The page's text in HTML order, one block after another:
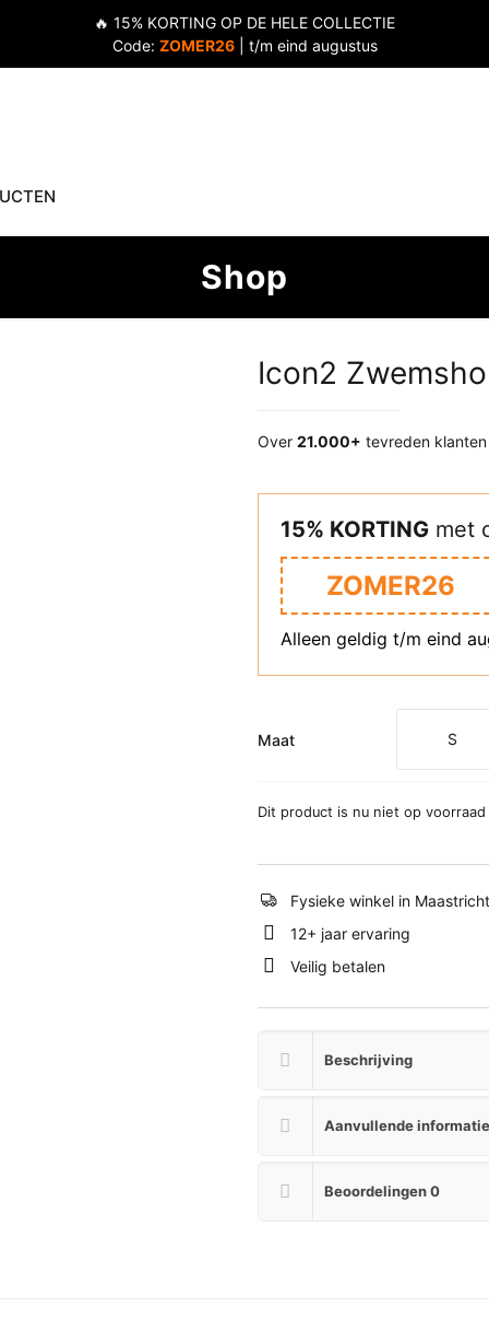
Shop
Icon2
Over 21.000+ tevreden klanten
15% KORTING met
ZOMER26
Alleen geldig t/m eind
Maat S
Dit product is nu niet op
Fysieke winkel in Maastricht
12+ jaar ervaring
Veilig betalen
Beschrijving
Aanvullende informatie
Beoordelingen0
🔥 15% KORTING OP DE HELE COLLECTIE
Code: ZOMER26| t/m eind augustus